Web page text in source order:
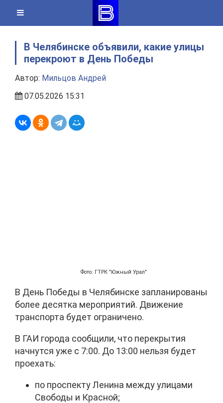
content
В Челябинске объявили, какие улицы
перекроют в День Победы
Автор: Мильцов Андрей
07.05.2026 15:31
Фото: ГТРК "Южный Урал"
В День Победы в Челябинске запланированы
более десятка мероприятий. Движение
транспорта будет ограничено.
В ГАИ города сообщили, что перекрытия
начнутся уже с 7:00. До 13:00 нельзя будет
проехать:
по проспекту Ленина между улицами
Свободы и Красной;